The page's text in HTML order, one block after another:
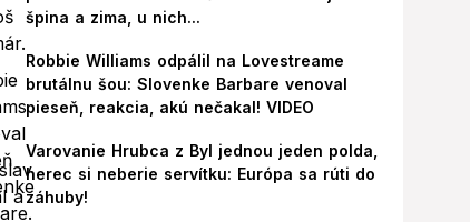
špina a zima, u nich...
Robbie Williams odpálil na Lovestreame
brutálnu šou: Slovenke Barbare venoval
pieseň, reakcia, akú nečakal! VIDEO
Varovanie Hrubca z Byl jednou jeden polda,
herec si neberie servítku: Európa sa rúti do
záhuby!